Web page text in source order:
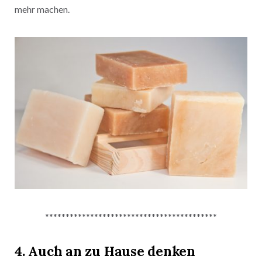
mehr machen.
******************************************
4. Auch an zu Hause denken